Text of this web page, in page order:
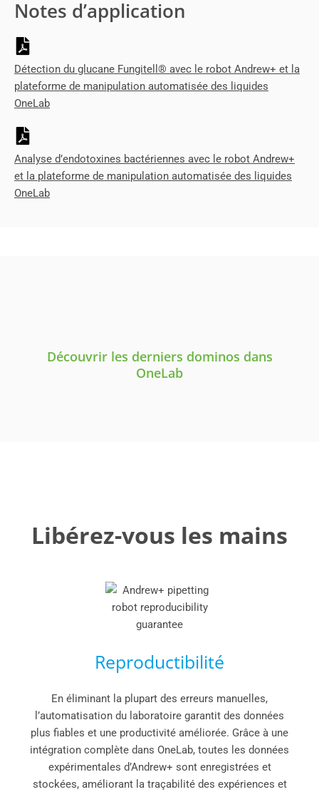
Notes d’application
Détection du glucane Fungitell® avec le robot Andrew+ et la
plateforme de manipulation automatisée des liquides
OneLab
Analyse d’endotoxines bactériennes avec le robot Andrew+
et la plateforme de manipulation automatisée des liquides
OneLab
Découvrir les derniers dominos dans
OneLab
Libérez-vous les mains
Reproductibilité
En éliminant la plupart des erreurs manuelles,
l’automatisation du laboratoire garantit des données
plus fiables et une productivité améliorée. Grâce à une
intégration complète dans OneLab, toutes les données
expérimentales d’Andrew+ sont enregistrées et
stockées, améliorant la traçabilité des expériences et